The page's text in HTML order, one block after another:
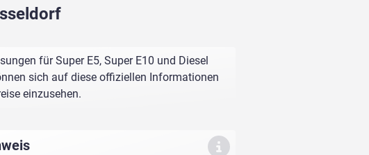
für Super E5, Super E10 und Diesel
sich auf diese offiziellen Informationen
einzusehen.